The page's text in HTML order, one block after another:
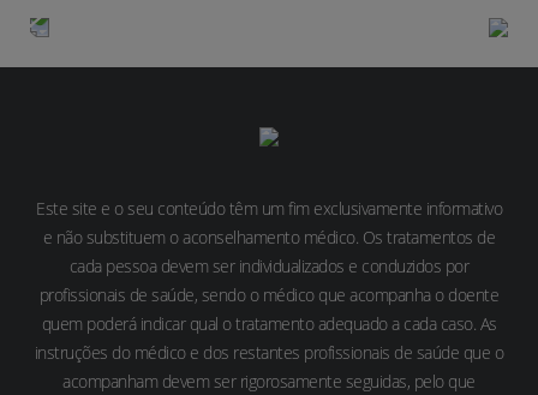
Este site e o seu conteúdo têm um fim exclusivamente informativo
e não substituem o aconselhamento médico. Os tratamentos de
cada pessoa devem ser individualizados e conduzidos por
profissionais de saúde, sendo o médico que acompanha o doente
quem poderá indicar qual o tratamento adequado a cada caso. As
instruções do médico e dos restantes profissionais de saúde que o
acompanham devem ser rigorosamente seguidas, pelo que